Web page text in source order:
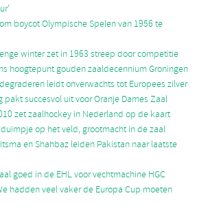
boycot Olympische Spelen van 1956 te
winter zet in 1963 streep door competitie
hoogtepunt gouden zaaldecennium Groningen
leidt onverwachts tot Europees zilver
pakt succesvol uit voor Oranje Dames Zaal
zet zaalhockey in Nederland op de kaart
op het veld, grootmacht in de zaal
en Shahbaz leiden Pakistan naar laatste
goed in de EHL voor vechtmachine HGC
hadden veel vaker de Europa Cup moeten